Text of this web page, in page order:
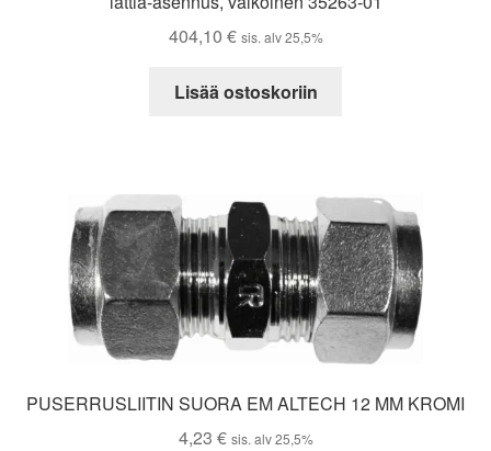
404,10 € sis. alv 25,5%
Lisää ostoskoriin
PUSERRUSLIITIN SUORA EM ALTECH 12 MM KROMI
4,23 € sis. alv 25,5%